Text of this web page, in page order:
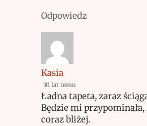
Odpowiedz
Kasia
10 lat temu
Ładna tapeta, zaraz
Będzie mi przypominała,
coraz bliżej.